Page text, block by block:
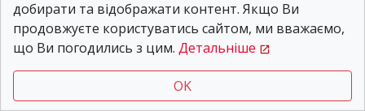
Поделиться:
П
ш
р
F
a
c
b
T
i
t
E
a
l
T
l
e
g
W
a
s
V
b
r
G
m
a
l
ЧИТАЙТЕ ТАКЖЕ
добирати та відображати контент. Якщо Ви
продовжуєте користуватись сайтом, ми вважаємо,
що Ви погодились з цим. Детальніше
OK